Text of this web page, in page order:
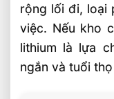
rộng lối đi, loại
việc. Nếu kho
lithium là lựa
ngắn và tuổi